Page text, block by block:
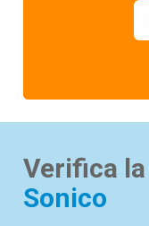
Verifica la
Sonico